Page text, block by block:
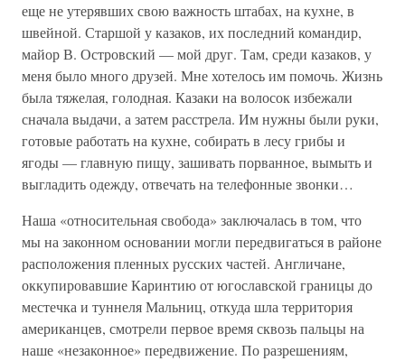
еще не утерявших свою важность штабах, на кухне, в
швейной. Старшой у казаков, их последний командир,
майор В. Островский — мой друг. Там, среди казаков, у
меня было много друзей. Мне хотелось им помочь. Жизнь
была тяжелая, голодная. Казаки на волосок избежали
сначала выдачи, а затем расстрела. Им нужны были руки,
готовые работать на кухне, собирать в лесу грибы и
ягоды — главную пищу, зашивать порванное, вымыть и
выгладить одежду, отвечать на телефонные звонки…
Наша «относительная свобода» заключалась в том, что
мы на законном основании могли передвигаться в районе
расположения пленных русских частей. Англичане,
оккупировавшие Каринтию от югославской границы до
местечка и туннеля Мальниц, откуда шла территория
американцев, смотрели первое время сквозь пальцы на
наше «незаконное» передвижение. По разрешениям,